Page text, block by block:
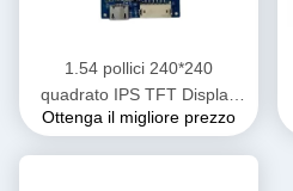
1.54 pollici 240*240
quadrato IPS TFT Display
LCD personalizzato 350nits
Ottenga il migliore prezzo